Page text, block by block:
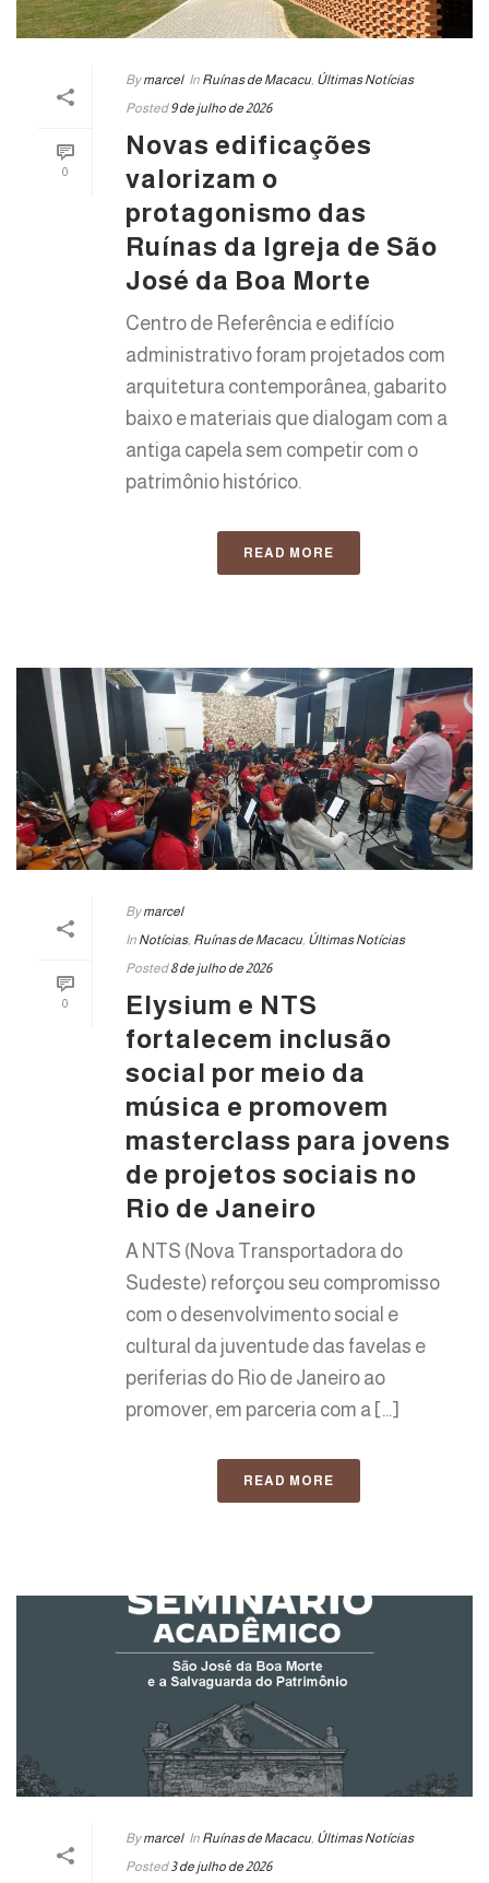
0
By marcel In Ruínas de Macacu, Últimas Notícias
Posted 9 de julho de 2026
Novas edificações
valorizam o
protagonismo das
Ruínas da Igreja de São
José da Boa Morte
Centro de Referência e edifício
administrativo foram projetados com
arquitetura contemporânea, gabarito
baixo e materiais que dialogam com a
antiga capela sem competir com o
patrimônio histórico.
READ MORE
0
By marcel
In Notícias, Ruínas de Macacu Últimas Notícias
Posted 8 de julho de 2026
Elysium e NTS
fortalecem inclusão
social por meio da
música e promovem
masterclass para jovens
de projetos sociais no
Rio de Janeiro
A NTS (Nova Transportadora do
Sudeste) reforçou seu compromisso
com o desenvolvimento social e
cultural da juventude das favelas e
periferias do Rio de Janeiro ao
promover, em parceria com a [...]
READ MORE
By marcel In Ruínas de Macacu, Últimas Notícias
Posted 3 de julho de 2026